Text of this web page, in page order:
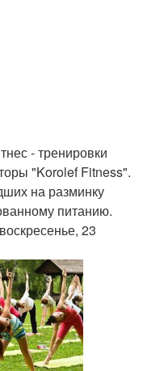
- тренировки
"Korolef Fitness".
на разминку
питанию.
23